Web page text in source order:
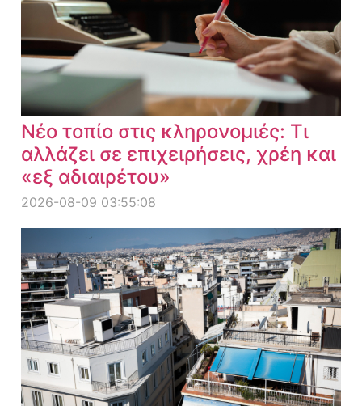
Νέο τοπίο στις κληρονομιές: Τι
αλλάζει σε επιχειρήσεις, χρέη και
«εξ αδιαιρέτου»
2026-08-09 03:55:08